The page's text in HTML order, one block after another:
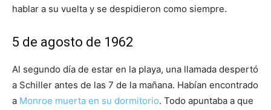
hablar a su vuelta y se despidieron como siempre.
5 de agosto de 1962
Al segundo día de estar en la playa, una llamada despertó
a Schiller antes de las 7 de la mañana. Habían encontrado
a Monroe muerta en su dormitorio. Todo apuntaba a que